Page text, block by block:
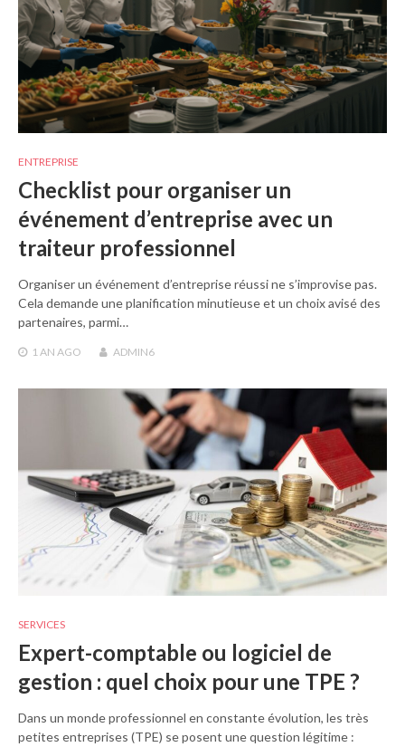
ENTREPRISE
Checklist pour organiser un
événement d’entreprise avec un
traiteur professionnel
Organiser un événement d’entreprise réussi ne s’improvise pas.
Cela demande une planification minutieuse et un choix avisé des
partenaires, parmi…
1 AN AGO ADMIN6
SERVICES
Expert-comptable ou logiciel de
gestion : quel choix pour une TPE ?
Dans un monde professionnel en constante évolution, les très
petites entreprises (TPE) se posent une question légitime :